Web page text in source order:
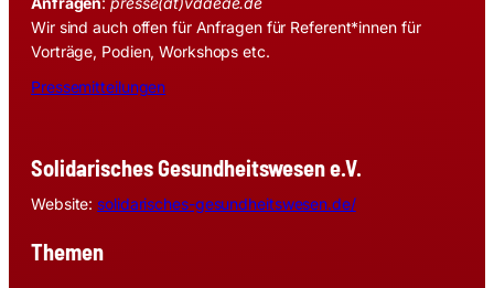
Wir sind auch offen für Anfragen für Referent*innen für
Vorträge, Podien, Workshops etc.
Pressemitteilungen
Solidarisches Gesundheitswesen e.V.
Website: solidarisches-gesundheitswesen.de/
Themen